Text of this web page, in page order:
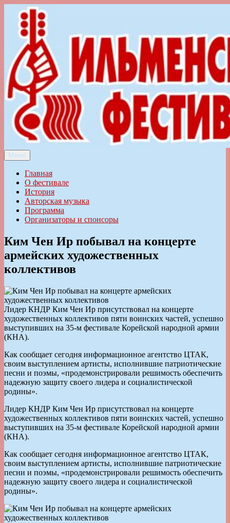
Перейти
содержимому
Ильменский фестиваль авторской песни
Меню
Главная
О фестивале
История
Авторская музыка
Программа
Организаторы и спонсоры
Ким Чен Ир побывал на концерте
армейских художественных
коллективов
Лидер КНДР Ким Чен Ир присутствовал на концерте
художественных коллективов пяти воинских частей, успешно
выступивших на 35-м фестивале Корейской народной армии
(КНА).
Как сообщает сегодня информационное агентство ЦТАК,
своим выступлением артисты, исполнившие патриотические
песни и поэмы, «продемонстрировали решимость обеспечить
надежную защиту своего лидера и социалистической
родины».
Лидер КНДР Ким Чен Ир присутствовал на концерте
художественных коллективов пяти воинских частей, успешно
выступивших на 35-м фестивале Корейской народной армии
(КНА).
Как сообщает сегодня информационное агентство ЦТАК,
своим выступлением артисты, исполнившие патриотические
песни и поэмы, «продемонстрировали решимость обеспечить
надежную защиту своего лидера и социалистической
родины».